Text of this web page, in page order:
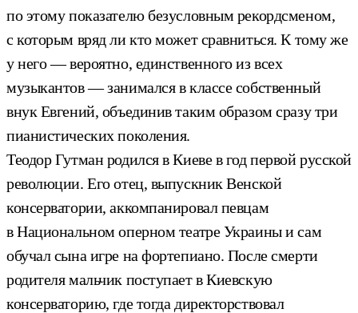
по этому показателю безусловным рекордсменом,
с которым вряд ли кто может сравниться. К тому же
у него — вероятно, единственного из всех
музыкантов — занимался в классе собственный
внук Евгений, объединив таким образом сразу три
пианистических поколения.
Теодор Гутман родился в Киеве в год первой русской
революции. Его отец, выпускник Венской
консерватории, аккомпанировал певцам
в Национальном оперном театре Украины и сам
обучал сына игре на фортепиано. После смерти
родителя мальчик поступает в Киевскую
консерваторию, где тогда директорствовал